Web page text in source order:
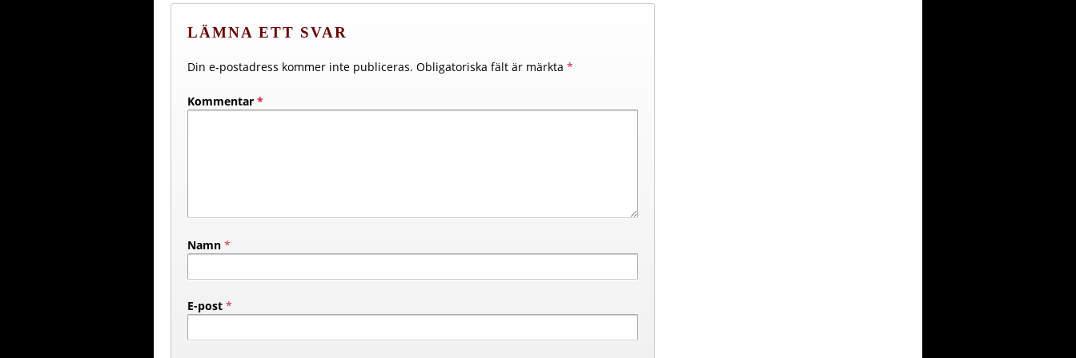
LÄMNA ETT SVAR
Din e-postadress kommer inte publiceras. Obligatoriska fält är märkta *
Kommentar *
Namn *
E-post *